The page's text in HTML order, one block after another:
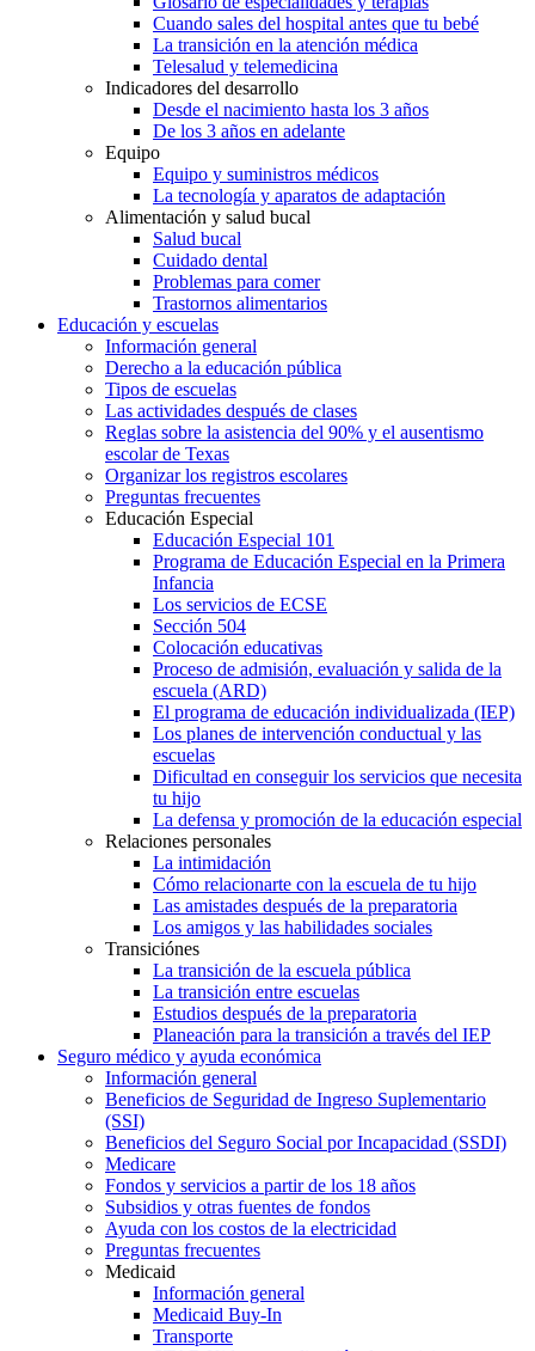
Cuando sales del hospital antes que tu bebé
La transición en la atención médica
Telesalud y telemedicina
Indicadores del desarrollo
Desde el nacimiento hasta los 3 años
De los 3 años en adelante
Equipo
Equipo y suministros médicos
La tecnología y aparatos de adaptación
Alimentación y salud bucal
Salud bucal
Cuidado dental
Problemas para comer
Trastornos alimentarios
Educación y escuelas
Información general
Derecho a la educación pública
Tipos de escuelas
Las actividades después de clases
Reglas sobre la asistencia del 90% y el ausentismo
escolar de Texas
Organizar los registros escolares
Preguntas frecuentes
Educación Especial
Educación Especial 101
Programa de Educación Especial en la Primera
Infancia
Los servicios de ECSE
Sección 504
Colocación educativas
Proceso de admisión, evaluación y salida de la
escuela (ARD)
El programa de educación individualizada (IEP)
Los planes de intervención conductual y las
escuelas
Dificultad en conseguir los servicios que necesita
tu hijo
La defensa y promoción de la educación especial
Relaciones personales
La intimidación
Cómo relacionarte con la escuela de tu hijo
Las amistades después de la preparatoria
Los amigos y las habilidades sociales
Transiciónes
La transición de la escuela pública
La transición entre escuelas
Estudios después de la preparatoria
Planeación para la transición a través del IEP
Seguro médico y ayuda económica
Información general
Beneficios de Seguridad de Ingreso Suplementario
(SSI)
Beneficios del Seguro Social por Incapacidad (SSDI)
Medicare
Fondos y servicios a partir de los 18 años
Subsidios y otras fuentes de fondos
Ayuda con los costos de la electricidad
Preguntas frecuentes
Medicaid
Información general
Medicaid Buy-In
Transporte